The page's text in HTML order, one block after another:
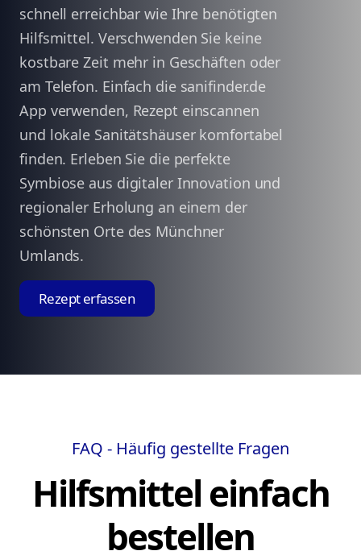
schnell erreichbar wie Ihre benötigten
Hilfsmittel. Verschwenden Sie keine
kostbare Zeit mehr in Geschäften oder
am Telefon. Einfach die sanifinder.de
App verwenden, Rezept einscannen
und lokale Sanitätshäuser komfortabel
finden. Erleben Sie die perfekte
Symbiose aus digitaler Innovation und
regionaler Erholung an einem der
schönsten Orte des Münchner
Umlands.
Rezept erfassen
FAQ - Häufig gestellte Fragen
Hilfsmittel einfach
bestellen